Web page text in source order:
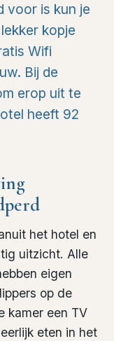
voor is kun je
kopje
Wifi
Bij de
erop uit te
heeft 92
het hotel en
uitzicht. Alle
eigen
op de
kamer een TV
eten in het